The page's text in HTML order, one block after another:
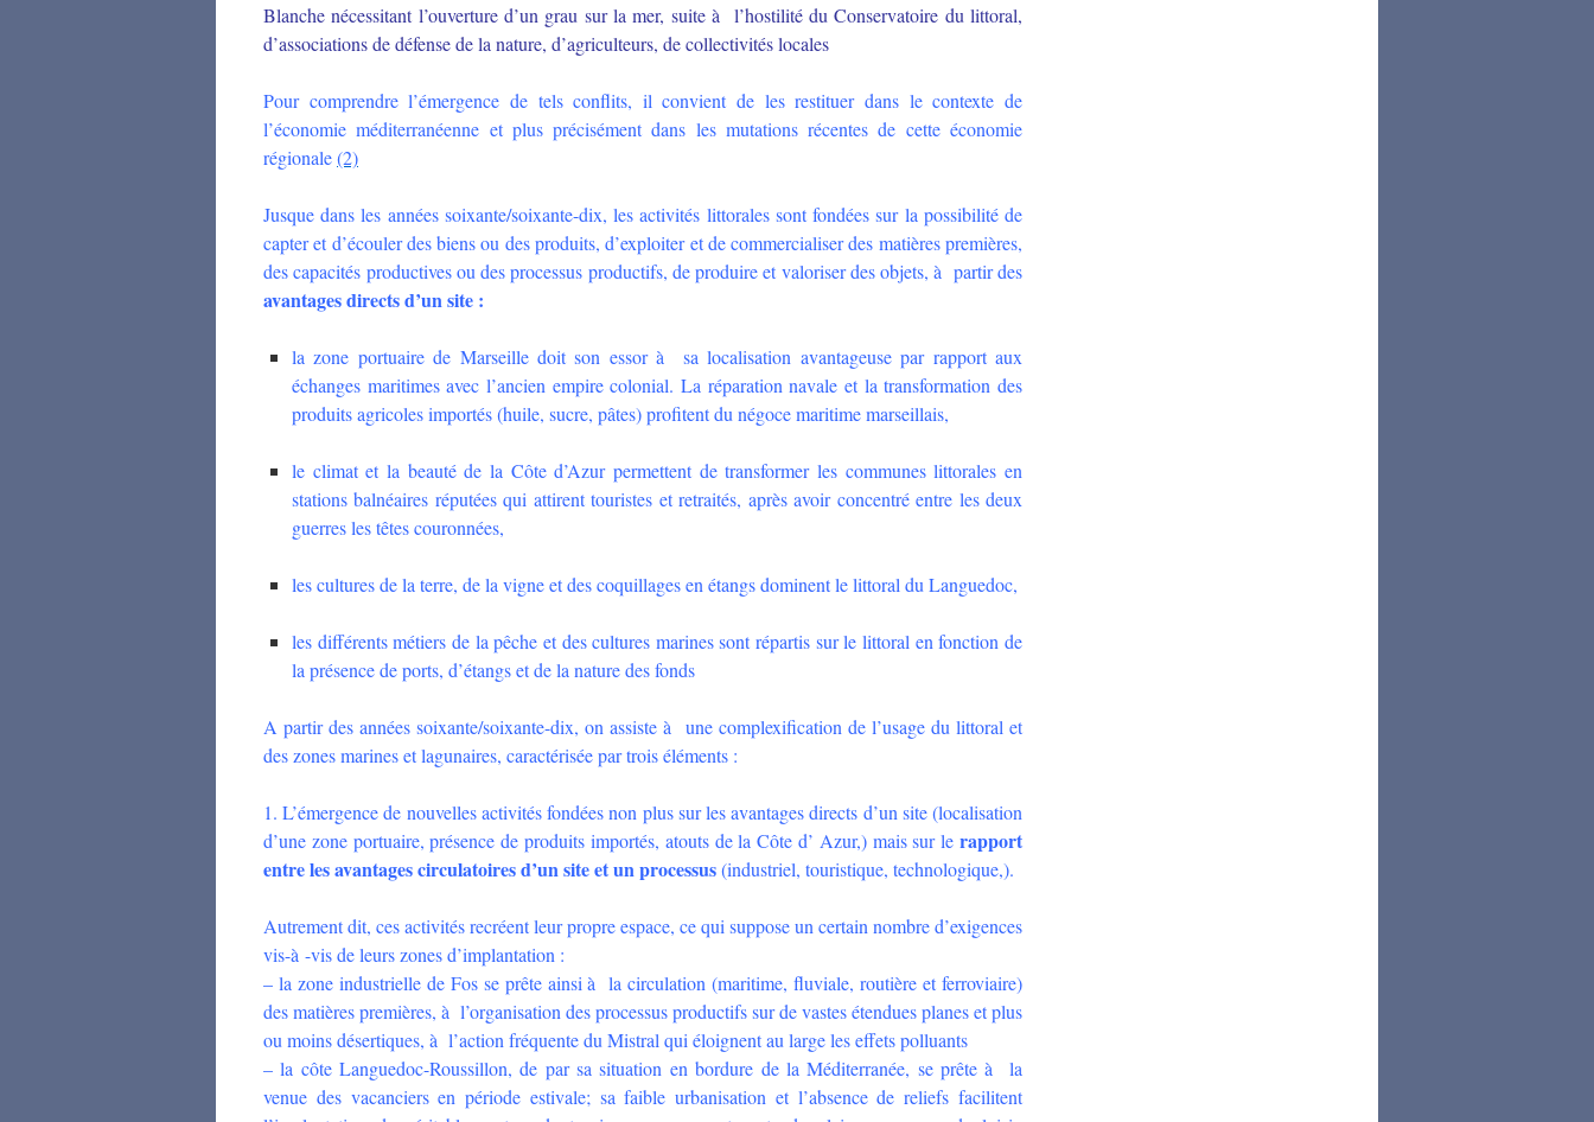
Blanche nécessitant l’ouverture d’un grau sur la mer, suite à l’hostilité du Conservatoire du littoral,
d’associations de défense de la nature, d’agriculteurs, de collectivités locales
Pour comprendre l’émergence de tels conflits, il convient de les restituer dans le contexte de
l’économie méditerranéenne et plus précisément dans les mutations récentes de cette économie
régionale(2)
Jusque dans les années soixante/soixante-dix, les activités littorales sont fondées sur la possibilité de
capter et d’écouler des biens ou des produits, d’exploiter et de commercialiser des matières premières,
des capacités productives ou des processus productifs, de produire et valoriser des objets, à partir des
avantages directs d’un site :
la zone portuaire de Marseille doit son essor à sa localisation avantageuse par rapport aux
échanges maritimes avec l’ancien empire colonial. La réparation navale et la transformation des
produits agricoles importés (huile, sucre, pâtes) profitent du négoce maritime marseillais,
le climat et la beauté de la Côte d’Azur permettent de transformer les communes littorales en
stations balnéaires réputées qui attirent touristes et retraités, après avoir concentré entre les deux
guerres les têtes couronnées,
les cultures de la terre, de la vigne et des coquillages en étangs dominent le littoral du Languedoc,
les différents métiers de la pêche et des cultures marines sont répartis sur le littoral en fonction de
la présence de ports, d’étangs et de la nature des fonds
A partir des années soixante/soixante-dix, on assiste à une complexification de l’usage du littoral et
des zones marines et lagunaires, caractérisée par trois éléments :
1. L’émergence de nouvelles activités fondées non plus sur les avantages directs d’un site (localisation
d’une zone portuaire, présence de produits importés, atouts de la Côte d’ Azur,) mais sur le rapport
entre les avantages circulatoires d’un site et un processus(industriel, touristique, technologique,).
Autrement dit, ces activités recréent leur propre espace, ce qui suppose un certain nombre d’exigences
vis-à -vis de leurs zones d’implantation :
– la zone industrielle de Fos se prête ainsi à la circulation (maritime, fluviale, routière et ferroviaire)
des matières premières, à l’organisation des processus productifs sur de vastes étendues planes et plus
ou moins désertiques, à l’action fréquente du Mistral qui éloignent au large les effets polluants
– la côte Languedoc-Roussillon, de par sa situation en bordure de la Méditerranée, se prête à la
venue des vacanciers en période estivale; sa faible urbanisation et l’absence de reliefs facilitent